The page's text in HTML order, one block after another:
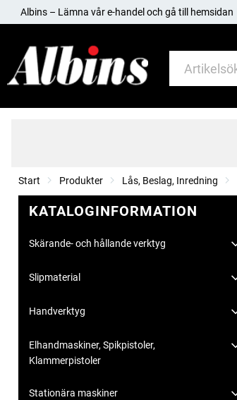
Albins – Lämna vår e-handel och gå till hemsidan
Start Produkter Lås, Beslag, Inredning
KATALOGINFORMATION
Skärande- och hållande verktyg
Slipmaterial
Handverktyg
Elhandmaskiner, Spikpistoler,
Klammerpistoler
Stationära maskiner